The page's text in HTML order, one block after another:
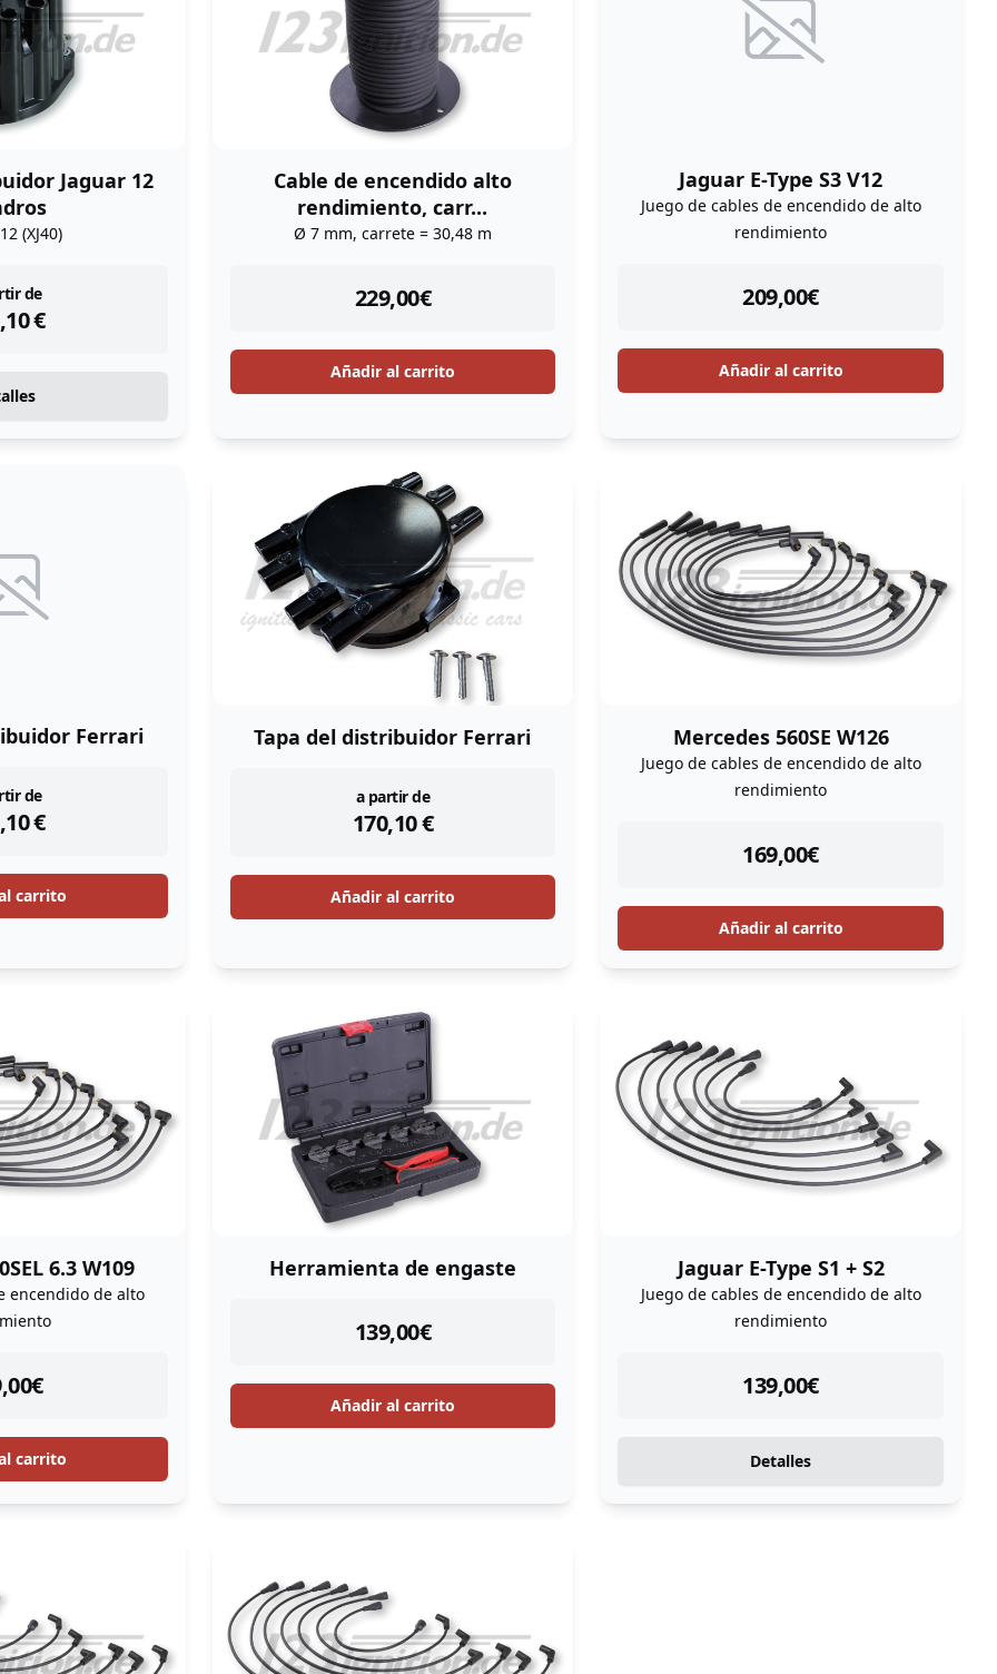
Jaguar 12
(XJ40)
de
€
Cable de encendido alto
rendimiento, carr...
Ø 7 mm, carrete = 30,48 m
229,00€
instock
Añadir al carrito
Jaguar E-Type S3 V12
Juego de cables de encendido de alto
rendimiento
209,00€
instock
Añadir al carrito
Ferrari
de
€
carrito
Tapa del distribuidor Ferrari
a partir de
170,10€
instock
Añadir al carrito
Mercedes 560SE W126
Juego de cables de encendido de alto
rendimiento
169,00€
instock
Añadir al carrito
6.3 W109
encendido de alto
€
carrito
Herramienta de engaste
139,00€
instock
Añadir al carrito
Jaguar E-Type S1 + S2
Juego de cables de encendido de alto
rendimiento
139,00€
instock
Detalles